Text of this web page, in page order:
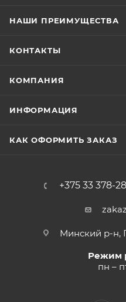
НАШИ ПРЕИМУЩЕСТВА
КОНТАКТЫ
КОМПАНИЯ
ИНФОРМАЦИЯ
КАК ОФОРМИТЬ ЗАКАЗ
+375 33 378-
Минский р-н,
Режим
пн –